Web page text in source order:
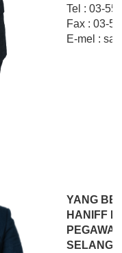
Tel : 03-
Fax : 03-
E-mel :
YANG
HANIFF